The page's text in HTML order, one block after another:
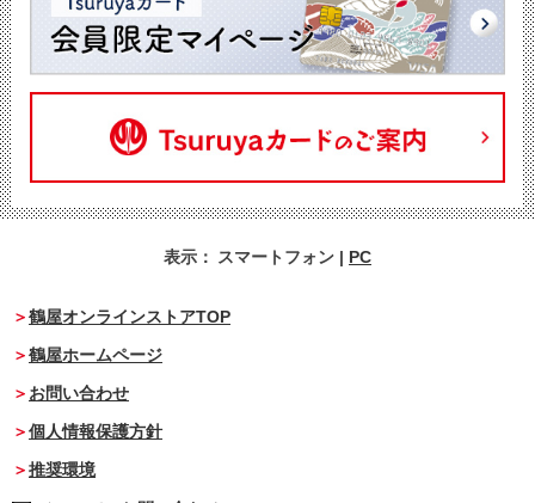
表示： スマートフォン | PC
鶴屋オンラインストアTOP
鶴屋ホームページ
お問い合わせ
個人情報保護方針
推奨環境